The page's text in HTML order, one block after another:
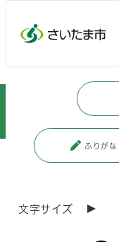
ふりがな
文字サイズ
暮らし・
各地域のまちづくり